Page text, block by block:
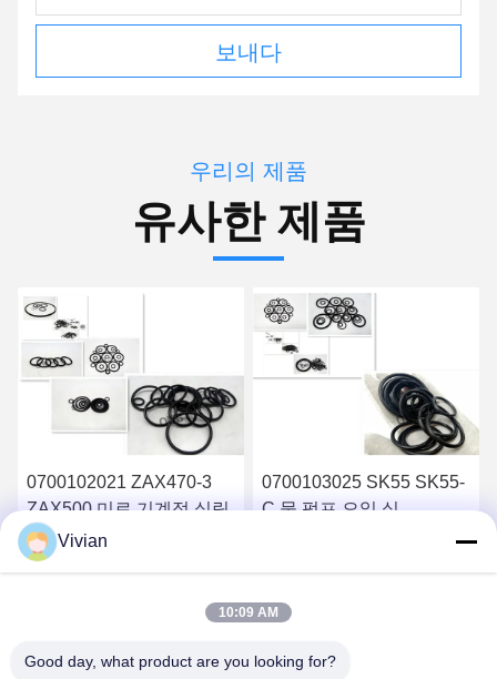
보내다
우리의 제품
유사한 제품
0700103025 SK55 SK55-
C 물 펌프 오일 실
425-12-11910
4251211910 고무
Vivian
10:09 AM
Good day, what product are you looking for?